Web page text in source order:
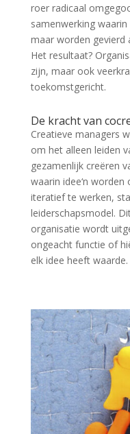
roer radicaal
samenwerking
maar worden gevierd
Het resultaat?
zijn, maar ook
toekomstgericht.
De kracht van
Creatieve managers
om het alleen leiden
gezamenlijk creëren
waarin idee‘n
iteratief te werken,
leiderschapsmodel.
organisatie wordt
ongeacht functie of
elk idee heeft waarde.